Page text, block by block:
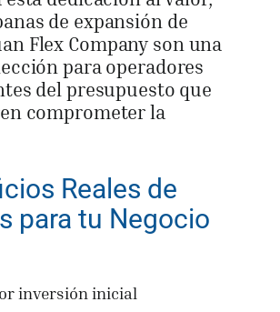
de expansión de
Flex Company son una
para operadores
del presupuesto que
comprometer la
Reales de
para tu Negocio
inversión inicial